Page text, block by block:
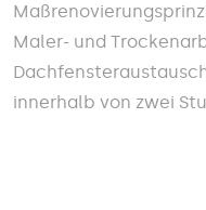
Maler- und
innerhalb von zwei